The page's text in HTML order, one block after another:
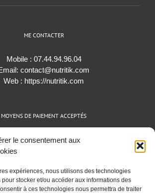
le consentement aux
expériences, nous utilisons des technologies
stocker et/ou accéder aux informations des
à ces technologies nous permettra de traiter
ME CONTACTER
Mobile : 07.44.94.96.04
contact@nutritik.com
Web : https://nutritik.com
MOYENS DE PAIEMENT ACCEPTÉS
Espèces (EUR)
(VISA, Mastercard et AMEX)
Cryptomonnaies (BTC)